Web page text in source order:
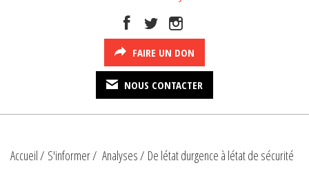
FAIRE UN DON
NOUS CONTACTER
Accueil S'informer Analyses De létat durgence à létat de sécurité